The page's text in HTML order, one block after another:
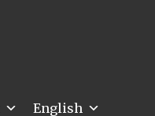
English